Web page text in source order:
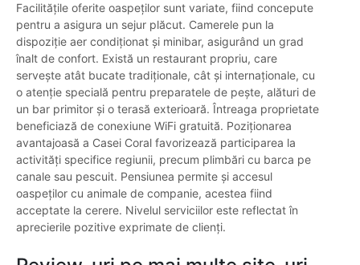
Facilitățile oferite oaspeților sunt variate, fiind concepute
pentru a asigura un sejur plăcut. Camerele pun la
dispoziție aer condiționat și minibar, asigurând un grad
înalt de confort. Există un restaurant propriu, care
servește atât bucate tradiționale, cât și internaționale, cu
o atenție specială pentru preparatele de pește, alături de
un bar primitor și o terasă exterioară. Întreaga proprietate
beneficiază de conexiune WiFi gratuită. Poziționarea
avantajoasă a Casei Coral favorizează participarea la
activități specifice regiunii, precum plimbări cu barca pe
canale sau pescuit. Pensiunea permite și accesul
oaspeților cu animale de companie, acestea fiind
acceptate la cerere. Nivelul serviciilor este reflectat în
aprecierile pozitive exprimate de clienți.